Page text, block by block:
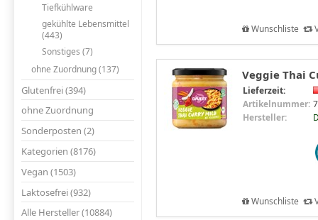
Tiefkühlware
gekühlte Lebensmittel
(443)
Sonstiges (7)
ohne Zuordnung (137)
Glutenfrei (394)
ohne Zuordnung
Sonderposten (2)
Kategorien (8176)
Vegan (1503)
Laktosefrei (932)
Alle Hersteller (10884)
Wunschliste
Veggie Thai
Lieferzeit:
Artikelnummer:
Hersteller:
Wunschliste